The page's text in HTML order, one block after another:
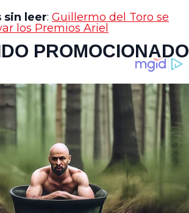
sin leer: Guillermo del Toro se
los Premios Ariel